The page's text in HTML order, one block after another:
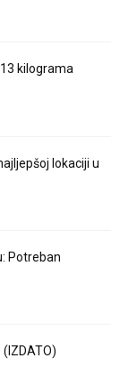
kilograma
lokaciji u
Potreban